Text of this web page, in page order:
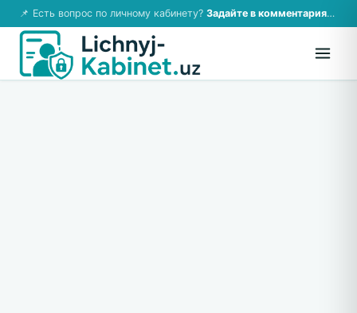
📌 Есть вопрос по личному кабинету? Задайте в комментариях — ответим!